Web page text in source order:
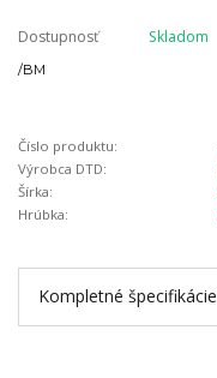
Dostupnosť Skladom
/BM
Číslo produktu:
Výrobca DTD:
Šírka:
Hrúbka:
Kompletné špecifikácie